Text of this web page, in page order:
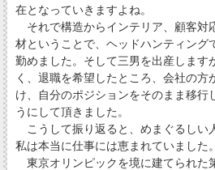
在となっていきますよね。
それで構造からインテリア、顧客対
材ということで、ヘッドハンティング
勤めました。そして三男を出産します
く、退職を希望したところ、会社の方
け、自分のポジションをそのまま移行
うにして頂きました。
こうして振り返ると、めまぐるしい
私は本当に仕事には恵まれていました。
東京オリンピックを境に建てられた